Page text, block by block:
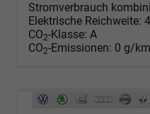
Stromverbrauch
Elektrische Reichweite:
CO2-Klasse: A
CO2-Emissionen: 0 g/km